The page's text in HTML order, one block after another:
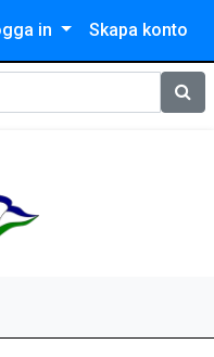
in Skapa konto
Sök